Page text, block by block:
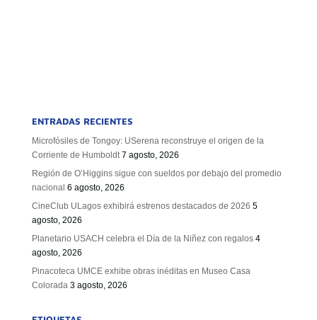
ENTRADAS RECIENTES
Microfósiles de Tongoy: USerena reconstruye el origen de la
Corriente de Humboldt 7 agosto, 2026
Región de O’Higgins sigue con sueldos por debajo del promedio
nacional 6 agosto, 2026
CineClub ULagos exhibirá estrenos destacados de 2026 5
agosto, 2026
Planetario USACH celebra el Día de la Niñez con regalos 4
agosto, 2026
Pinacoteca UMCE exhibe obras inéditas en Museo Casa
Colorada 3 agosto, 2026